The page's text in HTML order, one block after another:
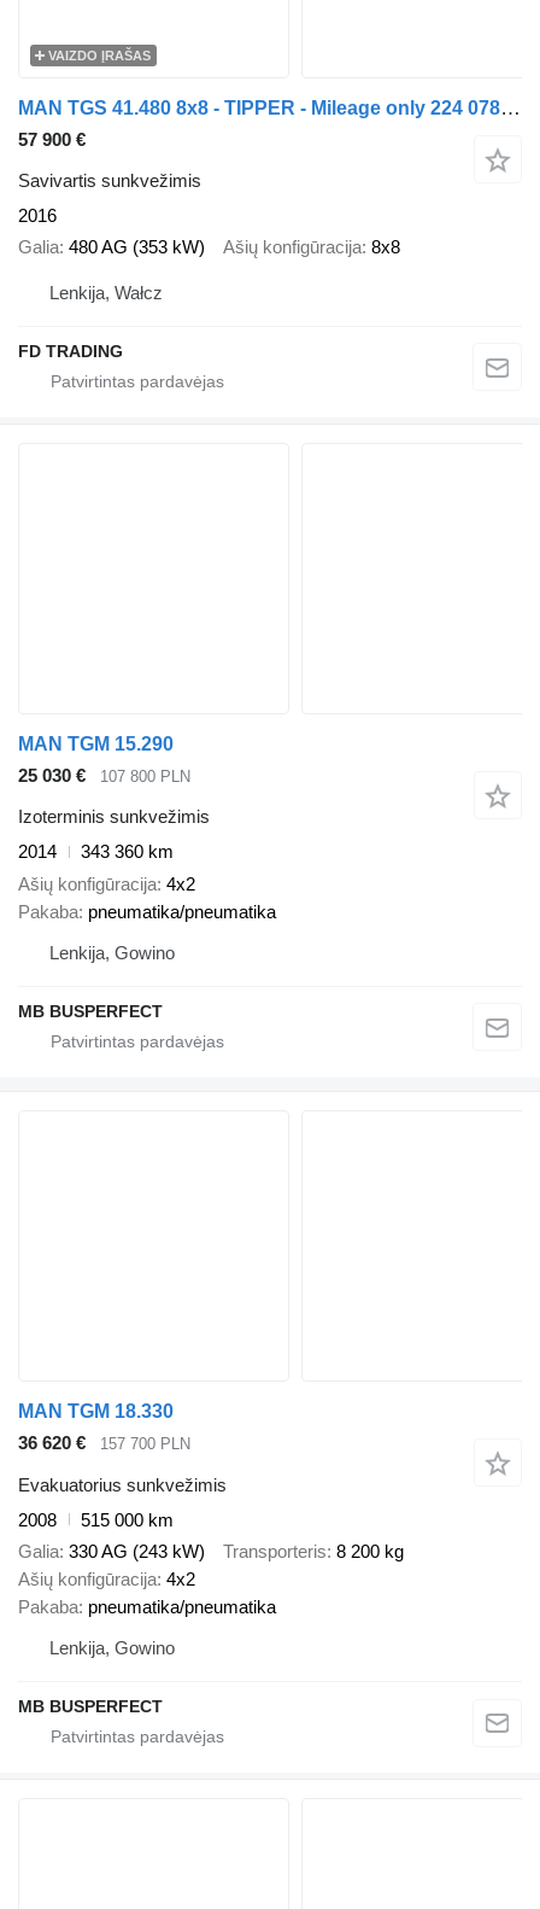
VAIZDO ĮRAŠAS
MAN TGS 41.480 8x8 - TIPPER - Mileage only 224 078 km !
57 900 €
Savivartis sunkvežimis
2016
Galia 480 AG (353 kW) Ašių konfigūracija 8x8
Lenkija, Wałcz
FD TRADING
MAN TGM 15.290
25 030 €
107 800 PLN
Izoterminis sunkvežimis
2014
343 360 km
Ašių konfigūracija 4x2
Pakaba pneumatika/pneumatika
Lenkija, Gowino
MB BUSPERFECT
MAN TGM 18.330
36 620 €
157 700 PLN
Evakuatorius sunkvežimis
2008
515 000 km
Galia 330 AG (243 kW) Transporteris 8 200 kg
Ašių konfigūracija 4x2
Pakaba pneumatika/pneumatika
Lenkija, Gowino
MB BUSPERFECT